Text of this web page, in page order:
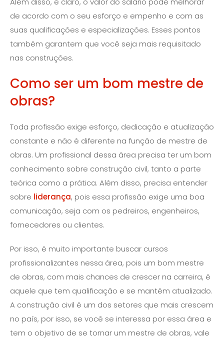
de acordo com o seu esforço e empenho e com as
suas qualificações e especializações. Esses pontos
também garantem que você seja mais requisitado
nas construções.
Como ser um bom mestre de
obras?
Toda profissão exige esforço, dedicação e atualização
constante e não é diferente na função de mestre de
obras. Um profissional dessa área precisa ter um bom
conhecimento sobre construção civil, tanto a parte
teórica como a prática. Além disso, precisa entender
sobre liderança, pois essa profissão exige uma boa
comunicação, seja com os pedreiros, engenheiros,
fornecedores ou clientes.
Por isso, é muito importante buscar cursos
profissionalizantes nessa área, pois um bom mestre
de obras, com mais chances de crescer na carreira, é
aquele que tem qualificação e se mantém atualizado.
A construção civil é um dos setores que mais crescem
no país, por isso, se você se interessa por essa área e
tem o objetivo de se tornar um mestre de obras, vale